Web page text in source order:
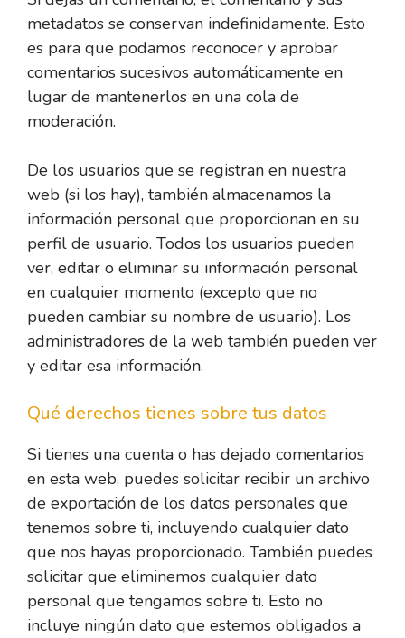
metadatos se conservan indefinidamente. Esto
es para que podamos reconocer y aprobar
comentarios sucesivos automáticamente en
lugar de mantenerlos en una cola de
moderación.
De los usuarios que se registran en nuestra
web (si los hay), también almacenamos la
información personal que proporcionan en su
perfil de usuario. Todos los usuarios pueden
ver, editar o eliminar su información personal
en cualquier momento (excepto que no
pueden cambiar su nombre de usuario). Los
administradores de la web también pueden ver
y editar esa información.
Qué derechos tienes sobre tus datos
Si tienes una cuenta o has dejado comentarios
en esta web, puedes solicitar recibir un archivo
de exportación de los datos personales que
tenemos sobre ti, incluyendo cualquier dato
que nos hayas proporcionado. También puedes
solicitar que eliminemos cualquier dato
personal que tengamos sobre ti. Esto no
incluye ningún dato que estemos obligados a